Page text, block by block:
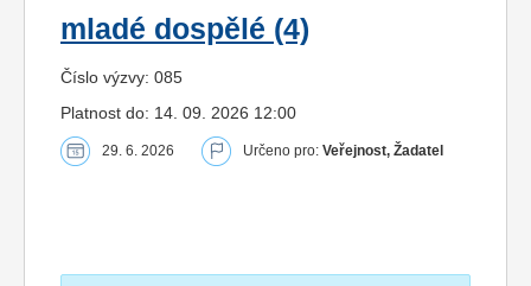
mladé dospělé (4)
Číslo výzvy: 085
Platnost do: 14. 09. 2026 12:00
29. 6. 2026 Určeno pro: Veřejnost, Žadatel